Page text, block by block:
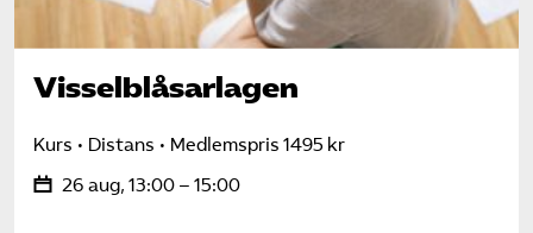
Visselblåsarlagen
Kurs Distans
Medlemspris 1495 kr
26 aug, 13:00 – 15:00